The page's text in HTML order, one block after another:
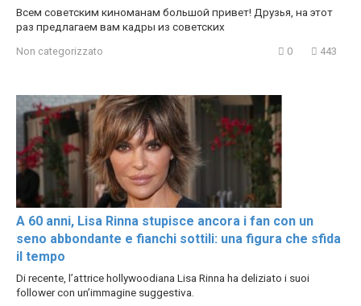
Всем советским киноманам большой привет! Друзья, на этот
раз предлагаем вам кадры из советских
Non categorizzato 0 443
A 60 anni, Lisa Rinna stupisce ancora i fan con un
seno abbondante e fianchi sottili: una figura che sfida
il tempo
Di recente, l’attrice hollywoodiana Lisa Rinna ha deliziato i suoi
follower con un’immagine suggestiva.